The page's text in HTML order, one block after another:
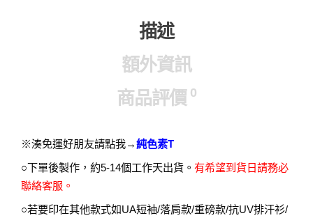
描述
額外資訊
商品評價 0
※湊免運好朋友請點我→純色素T
○下單後製作，約5-14個工作天出貨。 有希望到貨日請務必
聯絡客服。
○若要印在其他款式如UA短袖/落肩款/重磅款/抗UV排汗衫/